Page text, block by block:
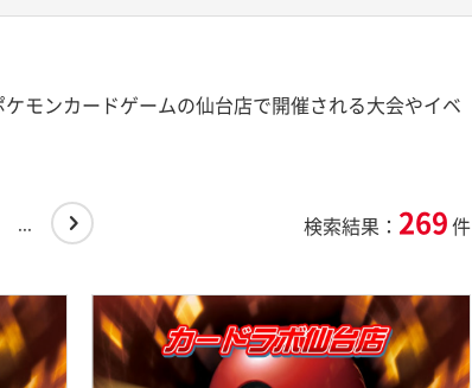
モンカードゲームの仙台店で開催される大会やイベ
... 検索結果： 269件